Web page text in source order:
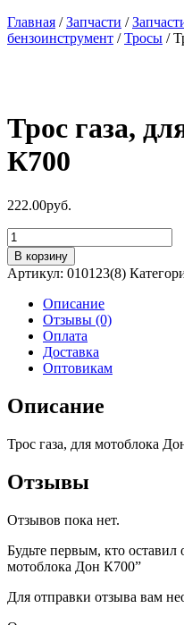
Главная /Запчасти /
бензоинструмент /Тросы /
Трос газа,
К700
222.00руб.
Количество
товара
Трос
газа,
мотоблока
Дон
К700
В корзину
Артикул: 010123(8)
Описание
Отзывы (0)
Оплата
Доставка
Оптовикам
Описание
Трос газа, для мотоблока
Отзывы
Отзывов пока нет.
Будьте первым, кто оставил
мотоблока Дон К700”
Для отправки отзыва вам